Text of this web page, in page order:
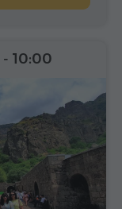
- 10:00